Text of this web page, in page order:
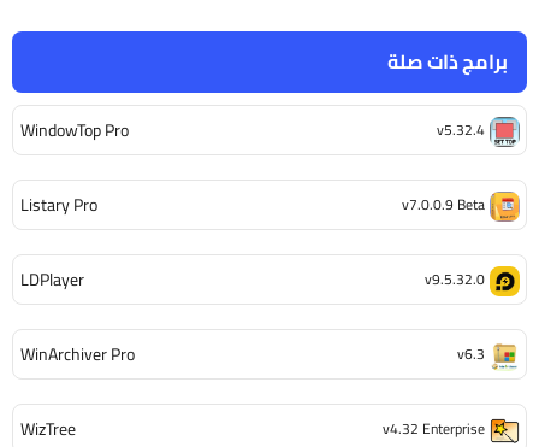
برامج ذات صلة
WindowTop Pro v5.32.4
Listary Pro v7.0.0.9 Beta
LDPlayer v9.5.32.0
WinArchiver Pro v6.3
WizTree v4.32 Enterprise